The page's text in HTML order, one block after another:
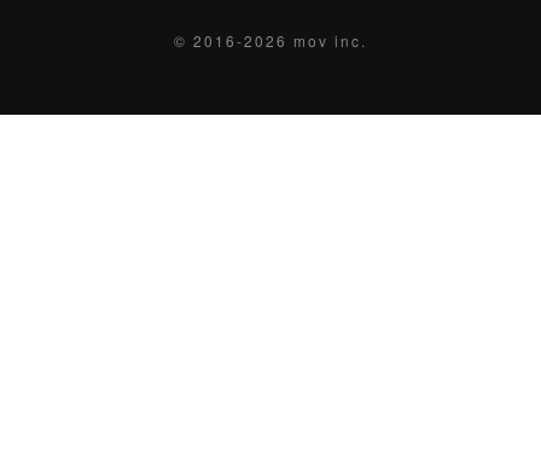
© 2016-2026 mov inc.